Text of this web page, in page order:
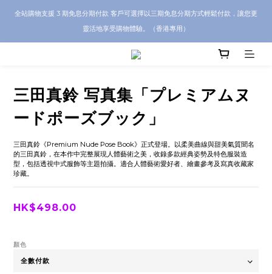
CRA5Y SHOP 全店 100% 正品保證｜支持香港本地 + 海外寄送｜💬 有任何問題？歡
迎 WhatsApp 聯絡我們查詢代購服務
全站購物支援 3 期免息分期付款 客戶可選擇以三期免息分期方式輕鬆付款，讓您更
靈活地享受購物體驗。（香港專用）
CRA5Y SHOP 全店 100% 正品保證｜支持香港本地 + 海外寄送｜💬 有任何問題？歡
三田真鈴 写真集「プレミアムヌ
ードポーズブック」
三田真鈴《Premium Nude Pose Book》正式登場。以柔美曲線與甜美氣質聞名
的三田真鈴，在本作中完整展現人體藝術之美，收錄多款經典姿勢及特色服裝造
型，包括透視中式服飾等主題拍攝。適合人體藝術愛好者、繪畫參考及寫真收藏家
珍藏。
HK$498.00
顏色